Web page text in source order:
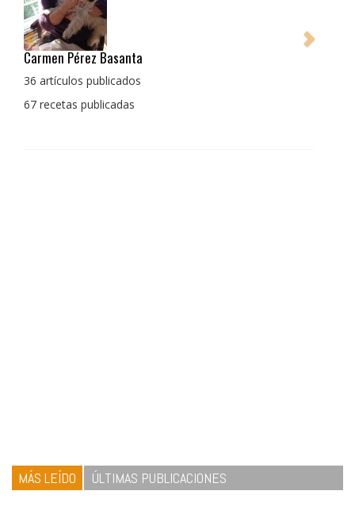
Pedro Manuel Collado Cruz
La cocina para mi es producto bien tratado sin
con un toque diferente